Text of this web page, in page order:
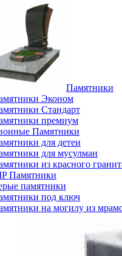
Памятники
Эконом
Стандарт
премиум
Памятники
для детеи
для мусулман
из красного
Памятники
памятники
под ключ
на могилу из